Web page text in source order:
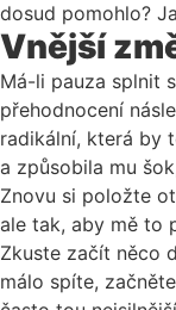
dosud pomohlo?
Vnější
Má-li pauza splnit
přehodnocení
radikální, která by
a způsobila mu
Znovu si položte
ale tak, aby mě to
Zkuste začít něco
málo spíte,